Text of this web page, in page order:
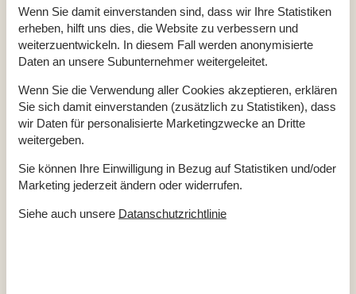
Entf. zum Wasser/Baden 100 m
Entfernung Einkauf
600 m
Entfernung zu Angelmöglichkeiten 100 m
Golfplatz 4 km
Nächstes Restaurant 600 m
Konzepte
Anglerhaus
Nahe am Meer
Rauchfreies Haus
Die Küche verfügt über Warmwasser
Elektroherd
Kaffeemaschine
Wenn Sie damit einverstanden sind, dass wir Ihre Statistiken
erheben, hilft uns dies, die Website zu verbessern und
weiterzuentwickeln. In diesem Fall werden anonymisierte
Daten an unsere Subunternehmer weitergeleitet.
Wenn Sie die Verwendung aller Cookies akzeptieren, erklären
Sie sich damit einverstanden (zusätzlich zu Statistiken), dass
wir Daten für personalisierte Marketingzwecke an Dritte
weitergeben.
Sie können Ihre Einwilligung in Bezug auf Statistiken und/oder
Marketing jederzeit ändern oder widerrufen.
Siehe auch unsere Datanschutzrichtlinie